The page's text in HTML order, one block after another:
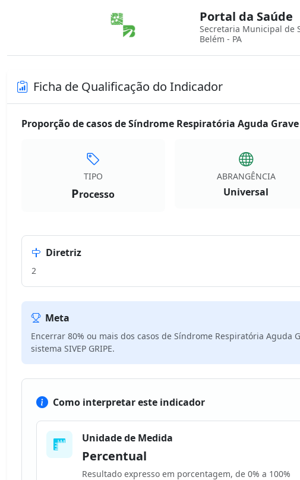
Portal da Saúde
Secretaria Municipal de
Belém - PA
Ficha de Qualificação do Indicador
Proporção de casos de Síndrome Respiratória Aguda
TIPO
Processo
ABRANGÊNCIA
Universal
Diretriz
2
Meta
Encerrar 80% ou mais dos casos de Síndrome Respiratória Aguda
sistema SIVEP GRIPE.
Como interpretar este indicador
Unidade de Medida
Percentual
Resultado expresso em porcentagem, de 0% a 100%